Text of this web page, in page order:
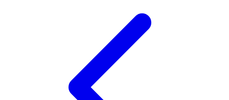
Wellness